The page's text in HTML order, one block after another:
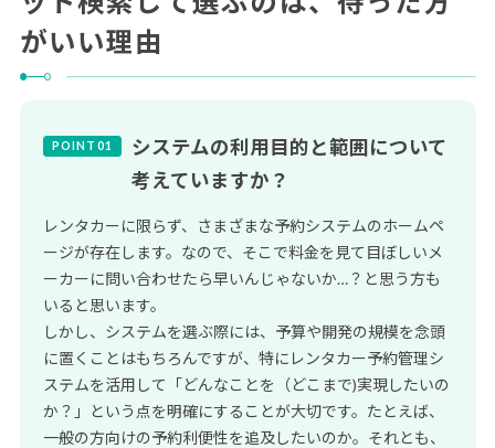
がいい理由
システムの利用目的と範囲について
考えていますか？
レンタカーに限らず、さまざまな予約システムのホームペ
ージが存在します。なので、そこで料金を見て目ぼしいメ
ーカーに問い合わせたら早いんじゃないか…？と思う方も
いると思います。
しかし、システムを選ぶ際には、予算や開発の規模を念頭
に置くことはもちろんですが、特にレンタカー予約管理シ
ステムを活用して「どんなことを（どこまで)実現したいの
か？」という点を明確にすることが大切です。たとえば、
一般の方向けの予約利便性を追及したいのか。それとも、